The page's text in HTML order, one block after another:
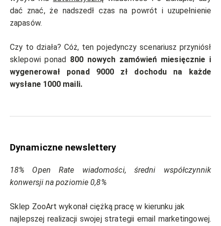
dać znać, że nadszedł czas na powrót i uzupełnienie
zapasów.
Czy to działa? Cóż, ten pojedynczy scenariusz przyniósł
sklepowi ponad800 nowych zamówień miesięcznie i
wygenerował ponad 9000
zł dochodu na każde
wysłane 1000 maili.
Dynamiczne newslettery
18% Open Rate wiadomości, średni współczynnik
konwersji na poziomie 0,8%
Sklep ZooArt wykonał ciężką pracę w kierunku jak
najlepszej realizacji swojej strategii email marketingowej.